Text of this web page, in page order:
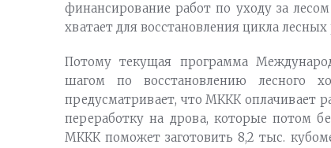
финансирование работ по уходу за
хватает для восстановления цикла лесных
Потому текущая программа
шагом по восстановлению лесного
предусматривает, что МККК оплачивает
переработку на дрова, которые потом
МККК поможет заготовить 8,2 тыс.